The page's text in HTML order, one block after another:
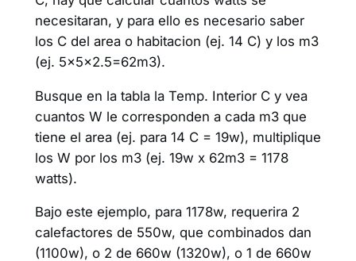
necesitaran, y para ello es necesario saber
los C del area o habitacion (ej. 14 C) y los m3
(ej. 5x5x2.5=62m3).
Busque en la tabla la Temp. Interior C y vea
cuantos W le corresponden a cada m3 que
tiene el area (ej. para 14 C = 19w), multiplique
los W por los m3 (ej. 19w x 62m3 = 1178
watts).
Bajo este ejemplo, para 1178w, requerira 2
calefactores de 550w, que combinados dan
(1100w), o 2 de 660w (1320w), o 1 de 660w